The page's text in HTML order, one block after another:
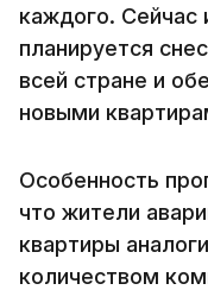
каждого. Сейчас
планируется
всей стране и
новыми
Особенность
что жители
квартиры
количеством